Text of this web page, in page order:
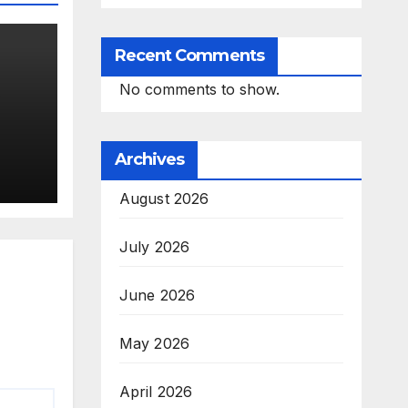
से
Recent Comments
No comments to show.
Archives
August 2026
July 2026
June 2026
May 2026
April 2026